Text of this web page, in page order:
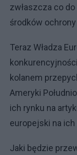
zwłaszcza co
środków
Teraz Władza
kolanem
Ameryki
ich rynku na
europejski na ich
Jaki będzie